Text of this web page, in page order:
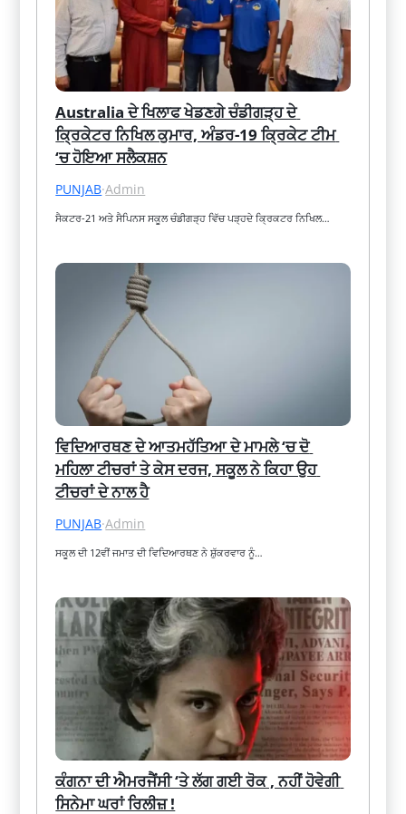
Australia ਦੇ ਖਿਲਾਫ ਖੇਡਣਗੇ ਚੰਡੀਗੜ੍ਹ ਦੇ
ਕ੍ਰਿਕੇਟਰ ਨਿਖਿਲ ਕੁਮਾਰ, ਅੰਡਰ-19 ਕ੍ਰਿਕੇਟ ਟੀਮ
‘ਚ ਹੋਇਆ ਸਲੈਕਸ਼ਨ
PUNJAB·Admin
ਸੈਕਟਰ-21 ਅਤੇ ਸੈਪਿਨਸ ਸਕੂਲ ਚੰਡੀਗੜ੍ਹ ਵਿੱਚ ਪੜ੍ਹਦੇ ਕ੍ਰਿਕਟਰ ਨਿਖਿਲ…
ਵਿਦਿਆਰਥਣ ਦੇ ਆਤਮਹੱਤਿਆ ਦੇ ਮਾਮਲੇ ‘ਚ ਦੋ
ਮਹਿਲਾ ਟੀਚਰਾਂ ਤੇ ਕੇਸ ਦਰਜ, ਸਕੂਲ ਨੇ ਕਿਹਾ ਉਹ
ਟੀਚਰਾਂ ਦੇ ਨਾਲ ਹੈ
PUNJAB·Admin
ਸਕੂਲ ਦੀ 12ਵੀਂ ਜਮਾਤ ਦੀ ਵਿਦਿਆਰਥਣ ਨੇ ਸ਼ੁੱਕਰਵਾਰ ਨੂੰ…
ਕੰਗਨਾ ਦੀ ਐਮਰਜੈਂਸੀ ‘ਤੇ ਲੱਗ ਗਈ ਰੋਕ , ਨਹੀਂ ਹੋਵੇਗੀ
ਸਿਨੇਮਾ ਘਰਾਂ ਰਿਲੀਜ਼ !